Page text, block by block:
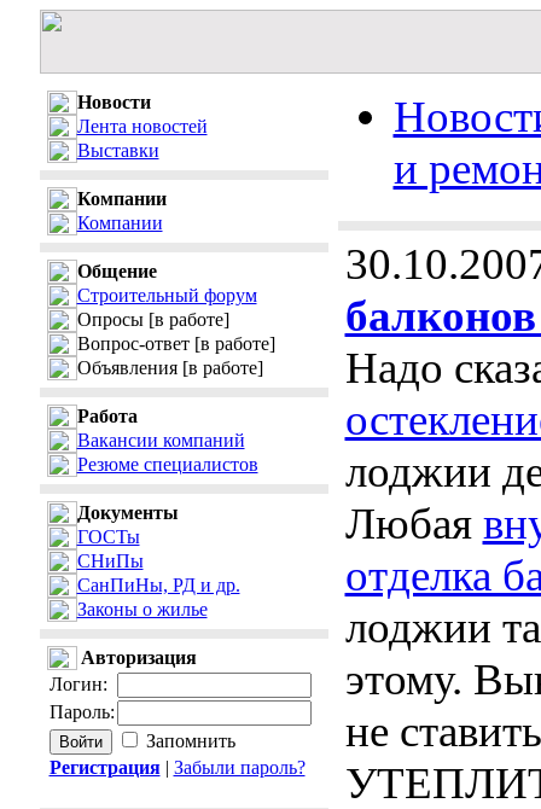
Новости
Лента новостей
Выставки
Компании
Компании
Общение
Строительный форум
Опросы [в работе]
Вопрос-ответ [в работе]
Объявления [в работе]
Работа
Вакансии компаний
Резюме специалистов
Документы
ГОСТы
СНиПы
СанПиНы, РД и др.
Законы о жилье
Авторизация
Логин:
Пароль:
Запомнить
Регистрация| Забыли пароль?
и
Надо
лоджии
Любая
отделка
лоджии
этому.
не